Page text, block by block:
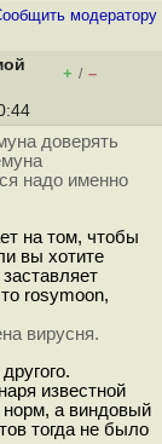
модератору
+ / –
доверять
надо именно
на том, чтобы
вы хотите
rosymoon,
вирусня.
известной
а виндовый
тогда не было